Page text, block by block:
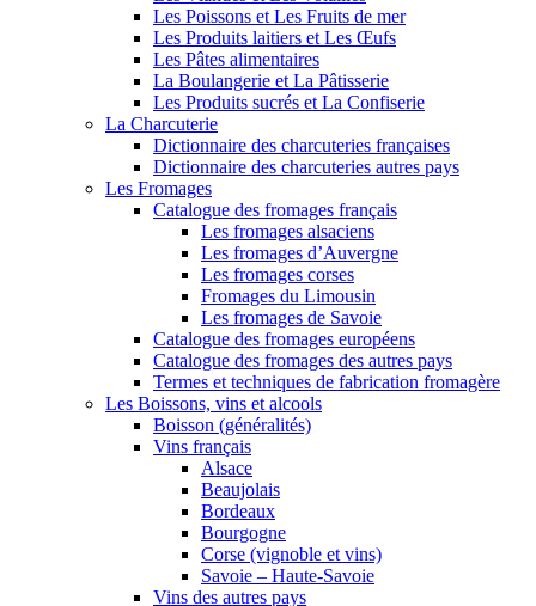
Les Poissons et Les Fruits de mer
Les Produits laitiers et Les Œufs
Les Pâtes alimentaires
La Boulangerie et La Pâtisserie
Les Produits sucrés et La Confiserie
La Charcuterie
Dictionnaire des charcuteries françaises
Dictionnaire des charcuteries autres pays
Les Fromages
Catalogue des fromages français
Les fromages alsaciens
Les fromages d’Auvergne
Les fromages corses
Fromages du Limousin
Les fromages de Savoie
Catalogue des fromages européens
Catalogue des fromages des autres pays
Termes et techniques de fabrication fromagère
Les Boissons, vins et alcools
Boisson (généralités)
Vins français
Alsace
Beaujolais
Bordeaux
Bourgogne
Corse (vignoble et vins)
Savoie – Haute-Savoie
Vins des autres pays